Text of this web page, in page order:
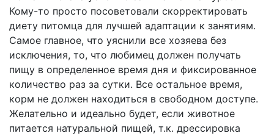
Кому-то просто посоветовали скорректировать
диету питомца для лучшей адаптации к занятиям.
Самое главное, что уяснили все хозяева без
исключения, то, что любимец должен получать
пищу в определенное время дня и фиксированное
количество раз за сутки. Все остальное время,
корм не должен находиться в свободном доступе.
Желательно и идеально будет, если животное
питается натуральной пищей, т.к. дрессировка